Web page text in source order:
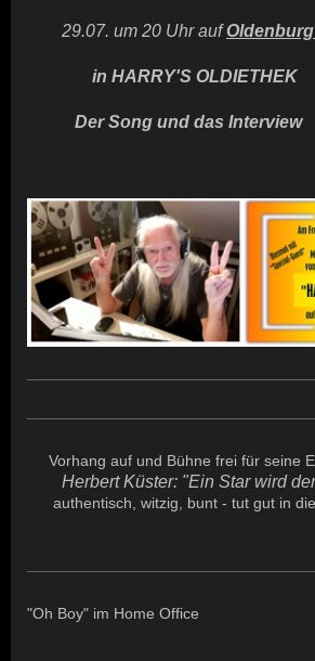
29.07. um 20 Uhr auf
in HARRY'S OLDIETHEK
Der Song und das Interview
Vorhang auf und Bühne frei für seine
Herbert Küster: "Ein Star wird
authentisch, witzig, bunt - tut gut in
"Oh Boy" im Home Office